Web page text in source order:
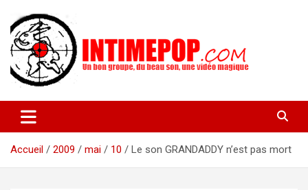
contenu
intimepop.com
actuelles pop rock, post-rock, indé sur Lyon. rock pop concert
lyon
Accueil
2009 mai 10 Le son GRANDADDY n’est pas mort